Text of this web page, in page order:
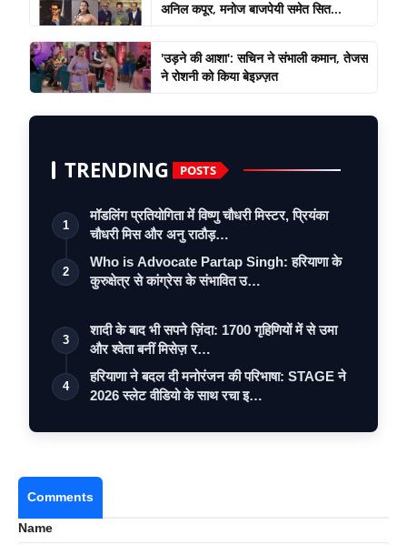
अनिल कपूर, मनोज बाजपेयी समेत सित...
'उड़ने की आशा': सचिन ने संभाली कमान, तेजस
ने रोशनी को किया बेइज़्ज़त
TRENDING POSTS
1
मॉडलिंग प्रतियोगिता में विष्णु चौधरी मिस्टर, प्रियंका
चौधरी मिस और अनु राठौड़…
2
Who is Advocate Partap Singh: हरियाणा के
कुरुक्षेत्र से कांग्रेस के संभावित उ…
3
शादी के बाद भी सपने ज़िंदा: 1700 गृहिणियों में से उमा
और श्वेता बनीं मिसेज़ र…
4
हरियाणा ने बदल दी मनोरंजन की परिभाषा: STAGE ने
2026 स्लेट वीडियो के साथ रचा इ…
Comments
Name